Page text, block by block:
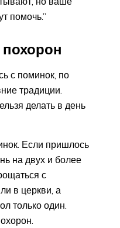
помочь.”
с поминок, по
традиции.
делать в день
Если пришлось
на двух и более
с
в церкви, а
только один.